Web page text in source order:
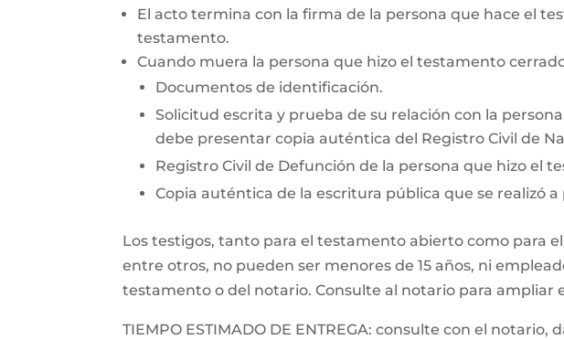
El acto termina con la firma de la persona que hace el
testamento.
Cuando muera la persona que hizo el testamento
Documentos de identificación.
Solicitud escrita y prueba de su relación con la
debe presentar copia auténtica del Registro Civil de
Registro Civil de Defunción de la persona que hizo el
Copia auténtica de la escritura pública que se realizó
Los testigos, tanto para el testamento abierto como para
entre otros, no pueden ser menores de 15 años, ni
testamento o del notario. Consulte al notario para
TIEMPO ESTIMADO DE ENTREGA: consulte con el